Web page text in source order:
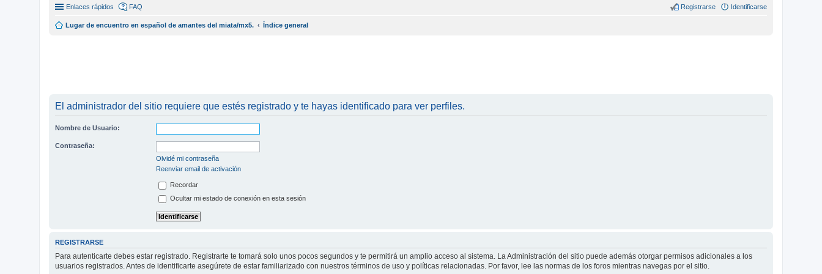
Enlaces rápidos FAQ Identificarse
Registrarse
Lugar de encuentro en español de amantes del miata/mx5. Índice general
El administrador del sitio requiere que estés registrado y te hayas identificado para ver perfiles.
Nombre de Usuario:
Contraseña:
Olvidé mi contraseña
Reenviar email de activación
Recordar
Ocultar mi estado de conexión en esta sesión
REGISTRARSE
Para autenticarte debes estar registrado. Registrarte te tomará solo unos pocos segundos y te permitirá un amplio acceso al sistema. La Administración del sitio puede además otorgar permisos adicionales a los
usuarios registrados. Antes de identificarte asegúrete de estar familiarizado con nuestros términos de uso y políticas relacionadas. Por favor, lee las normas de los foros mientras navegas por el sitio.